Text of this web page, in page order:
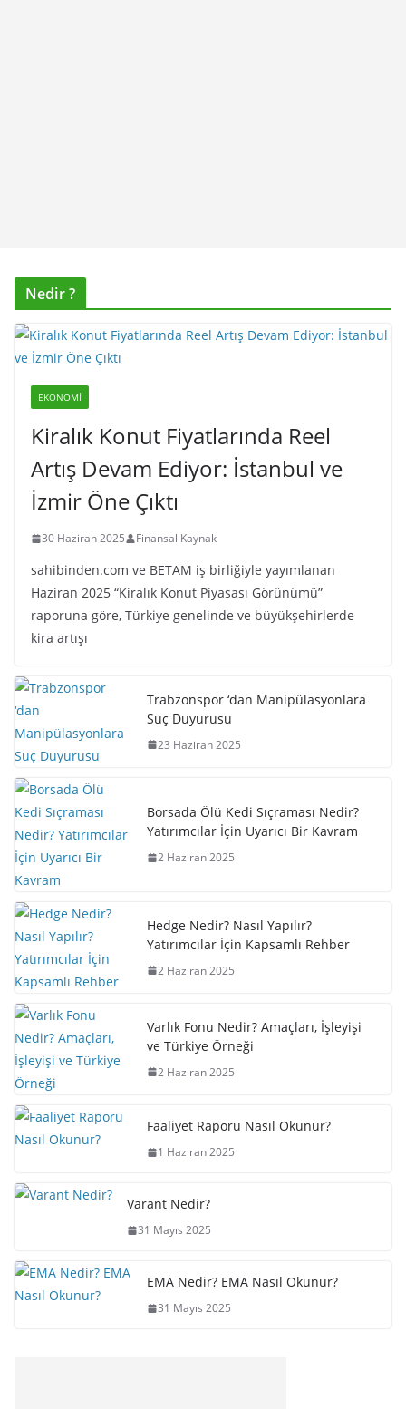
Nedir ?
EKONOMI
Kiralık Konut Fiyatlarında Reel
Artış Devam Ediyor: İstanbul ve
İzmir Öne Çıktı
30 Haziran 2025 Finansal Kaynak
sahibinden.com ve BETAM iş birliğiyle yayımlanan
Haziran 2025 “Kiralık Konut Piyasası Görünümü”
raporuna göre, Türkiye genelinde ve büyükşehirlerde
kira artışı
Trabzonspor ‘dan Manipülasyonlara
Suç Duyurusu
23 Haziran 2025
Borsada Ölü Kedi Sıçraması Nedir?
Yatırımcılar İçin Uyarıcı Bir Kavram
2 Haziran 2025
Hedge Nedir? Nasıl Yapılır?
Yatırımcılar İçin Kapsamlı Rehber
2 Haziran 2025
Varlık Fonu Nedir? Amaçları, İşleyişi
ve Türkiye Örneği
2 Haziran 2025
Faaliyet Raporu Nasıl Okunur?
1 Haziran 2025
Varant Nedir?
31 Mayıs 2025
EMA Nedir? EMA Nasıl Okunur?
31 Mayıs 2025